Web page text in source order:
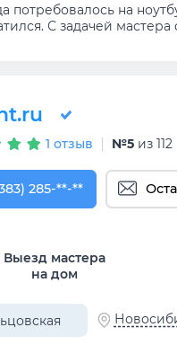
потребовалось на
С задачей мастера
1 отзыв №5 из 112
285-31-74
285-**-**
Выезд мастера
на дом